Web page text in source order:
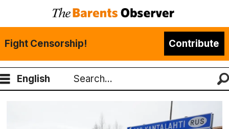
Fight Censorship! Contribute
English
Search